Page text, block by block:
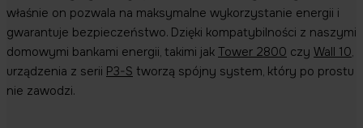
właśnie on pozwala na maksymalne wykorzystanie energii i
gwarantuje bezpieczeństwo. Dzięki kompatybilności z naszymi
domowymi bankami energii, takimi jak Tower 2800 czy Wall 10
urządzenia z serii P3-S tworzą spójny system, który po prostu
nie zawodzi.